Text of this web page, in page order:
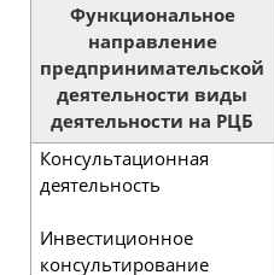
Функциональное
направление
предпринимательской
деятельности виды
деятельности на РЦБ
Консультационная
деятельность
Инвестиционное
консультирование